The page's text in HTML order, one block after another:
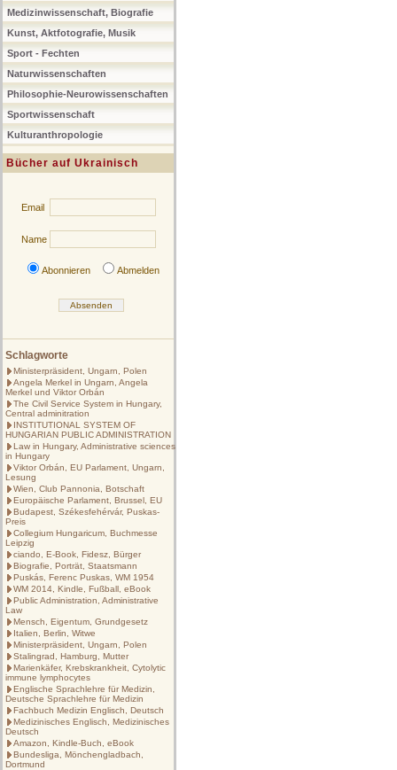
Medizinwissenschaft, Biografie
Kunst, Aktfotografie, Musik
Sport - Fechten
Naturwissenschaften
Philosophie-Neurowissenschaften
Sportwissenschaft
Kulturanthropologie
Bücher auf Ukrainisch
Email
Name
Abonnieren Abmelden
Schlagworte
Ministerpräsident, Ungarn, Polen
Angela Merkel in Ungarn, Angela
Merkel und Viktor Orbán
The Civil Service System in Hungary,
Central adminitration
INSTITUTIONAL SYSTEM OF
HUNGARIAN PUBLIC ADMINISTRATION
Law in Hungary, Administrative sciences
in Hungary
Viktor Orbán, EU Parlament, Ungarn,
Lesung
Wien, Club Pannonia, Botschaft
Europäische Parlament, Brussel, EU
Budapest, Székesfehérvár, Puskas-
Preis
Collegium Hungaricum, Buchmesse
Leipzig
ciando, E-Book, Fidesz, Bürger
Biografie, Porträt, Staatsmann
Puskás, Ferenc Puskas, WM 1954
WM 2014, Kindle, Fußball, eBook
Public Administration, Administrative
Law
Mensch, Eigentum, Grundgesetz
Italien, Berlin, Witwe
Ministerpräsident, Ungarn, Polen
Stalingrad, Hamburg, Mutter
Marienkäfer, Krebskrankheit, Cytolytic
immune lymphocytes
Englische Sprachlehre für Medizin,
Deutsche Sprachlehre für Medizin
Fachbuch Medizin Englisch, Deutsch
Medizinisches Englisch, Medizinisches
Deutsch
Amazon, Kindle-Buch, eBook
Bundesliga, Mönchengladbach,
Dortmund